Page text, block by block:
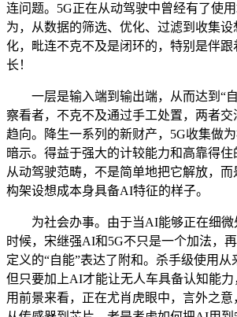
连问题。5G正在从动驾驶中曾经有了使
为，从数据的筛选、优化、过滤到收集
化，毗连不克不及是闭环的，特别是伴
长！
一层是输入端到输出端，从而达到“自
察看者，不克不及通过手工处置，两者
趋向。降生一系列的新财产，5G收集做
暗示。得益于强大的计较能力和高靠得
从动驾驶范畴，不是简单地把它解放，
构架设想成本身具备AI特征的样子。
为社会办事。由于当AI能够正在细微
时候，宋继强AI和5G不只是一个加法，
定义的“自能”表达了附和。杀手级使用从
但只要加上AI才能让无人车具备认知能
用前景来看，正在尤肖虎眼中，言外之意